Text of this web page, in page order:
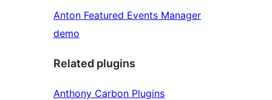
Anton Featured Events Manager
demo
Related plugins
Anthony Carbon Plugins